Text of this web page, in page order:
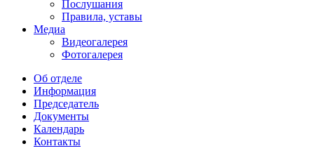
Послушания
Правила, уставы
Медиа
Видеогалерея
Фотогалерея
Об отделе
Информация
Председатель
Документы
Календарь
Контакты